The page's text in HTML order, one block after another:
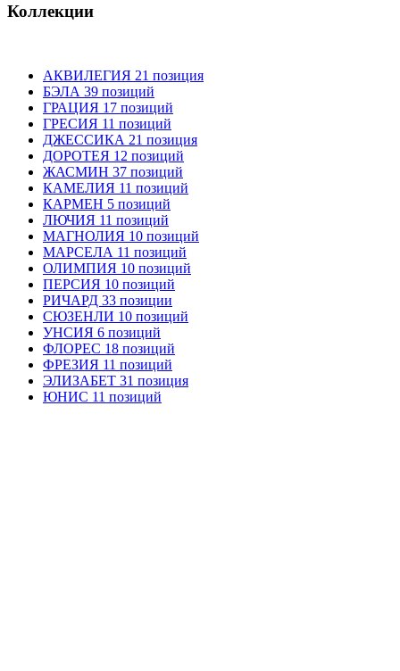
Коллекции
АКВИЛЕГИЯ 21 позиция
БЭЛА 39 позиций
ГРАЦИЯ 17 позиций
ГРЕСИЯ 11 позиций
ДЖЕССИКА 21 позиция
ДОРОТЕЯ 12 позиций
ЖАСМИН 37 позиций
КАМЕЛИЯ 11 позиций
КАРМЕН 5 позиций
ЛЮЧИЯ 11 позиций
МАГНОЛИЯ 10 позиций
МАРСЕЛА 11 позиций
ОЛИМПИЯ 10 позиций
ПЕРСИЯ 10 позиций
РИЧАРД 33 позиции
СЮЗЕНЛИ 10 позиций
УНСИЯ 6 позиций
ФЛОРЕС 18 позиций
ФРЕЗИЯ 11 позиций
ЭЛИЗАБЕТ 31 позиция
ЮНИС 11 позиций